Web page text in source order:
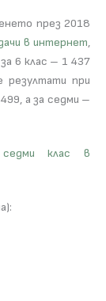
през 2018
в интернет,
6 клас – 1 437
при
а за седми –
клас в